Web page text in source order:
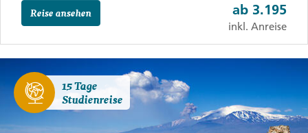
Reise ansehen ab 3.195
inkl. Anreise
15 Tage
Studienreise